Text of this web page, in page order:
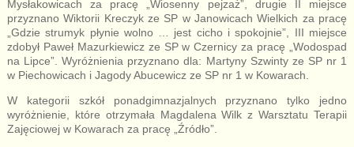
Mysłakowicach za pracę „Wiosenny pejzaż”, drugie II miejsce
przyznano Wiktorii Kreczyk ze SP w Janowicach Wielkich za pracę
„Gdzie strumyk płynie wolno … jest cicho i spokojnie”, III miejsce
zdobył Paweł Mazurkiewicz ze SP w Czernicy za pracę „Wodospad
na Lipce”. Wyróżnienia przyznano dla: Martyny Szwinty ze SP nr 1
w Piechowicach i Jagody Abucewicz ze SP nr 1 w Kowarach.
W kategorii szkół ponadgimnazjalnych przyznano tylko jedno
wyróżnienie, które otrzymała Magdalena Wilk z Warsztatu Terapii
Zajęciowej w Kowarach za pracę „Źródło”.